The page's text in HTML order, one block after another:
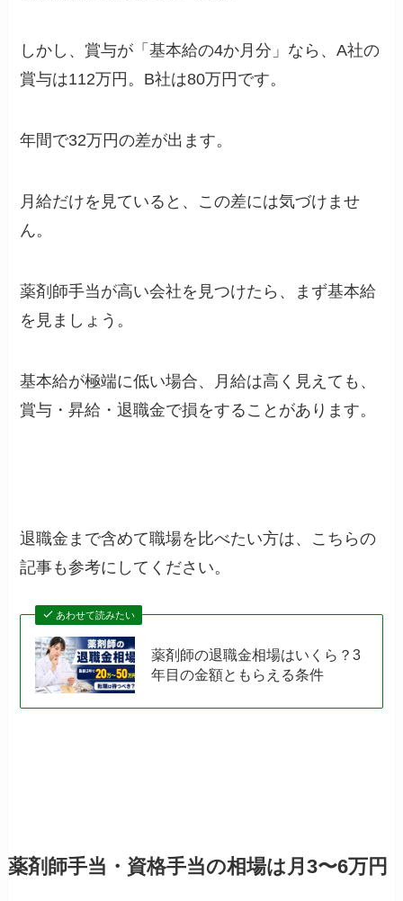
しかし、賞与が「基本給の4か月分」なら、A社の
賞与は112万円。B社は80万円です。
年間で32万円の差が出ます。
月給だけを見ていると、この差には気づけませ
ん。
薬剤師手当が高い会社を見つけたら、まず基本給
を見ましょう。
基本給が極端に低い場合、月給は高く見えても、
賞与・昇給・退職金で損をすることがあります。
退職金まで含めて職場を比べたい方は、こちらの
記事も参考にしてください。
あわせて読みたい
薬剤師の退職金相場はいくら？3
年目の金額ともらえる条件
薬剤師手当・資格手当の相場は月3〜6万円